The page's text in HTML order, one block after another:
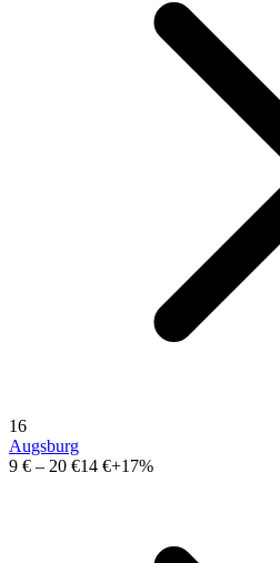
16
Augsburg
9 € – 20 €14 €+17%